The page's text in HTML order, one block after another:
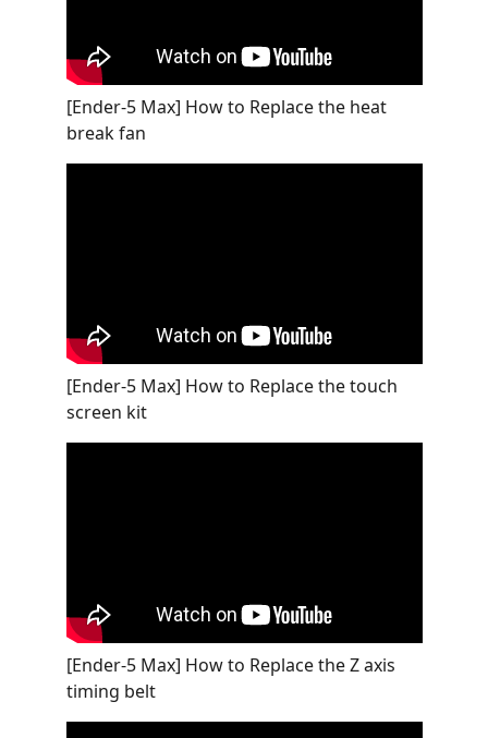
[Ender-5 Max] How to Replace the heat
break fan
[Ender-5 Max] How to Replace the touch
screen kit
[Ender-5 Max] How to Replace the Z axis
timing belt